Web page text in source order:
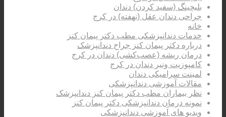
بلیچینگ (سفید کردن) دندان
جراحی دندان عقل (نهفته) در کرج
خانه
خدمات دندانپزشکی مطب دکتر پیمان کنز
درباره دکتر پیمان کنز جراح دندانپزشک
درمان ریشه (عصب‌کشی) دندان در کرج
کامپوزیت ونیر دندان در کرج
لمینت سرامیکی دندان
مقالات آموزشی دندانپزشکی
نظر بیماران مطب دکتر پیمان کنز دندانپزشک
نمونه درمان دندانپزشکی دکتر پیمان کنز
ویدیو های آموزشی دندانپزشکی